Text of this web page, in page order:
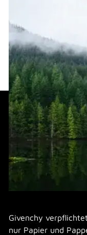
Givenchy
nur Papier und